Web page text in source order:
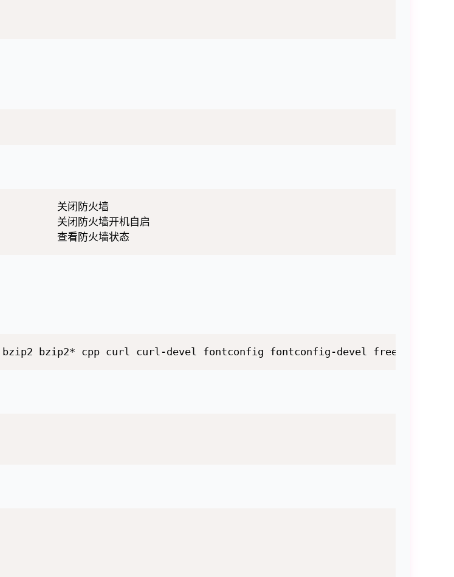
关闭防火墙
关闭防火墙开机自启
systemctl status firewalld.service                   查看防火墙状态